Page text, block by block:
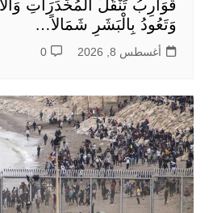
قَوَارِبُ تَنْقُلُ الْمُخَدِّرَاتِ
وَتَعُودُ بِالْبَشَرِ شَمَالاً…
أغسطس 8, 2026 0